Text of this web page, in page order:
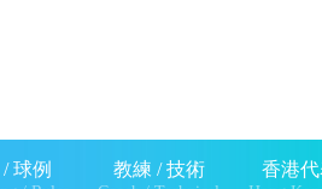
球例 教練 / 技術 香港